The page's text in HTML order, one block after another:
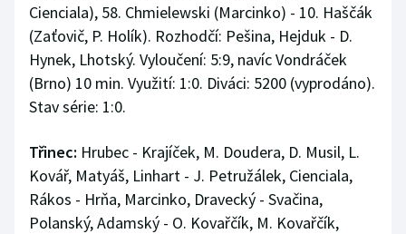
Cienciala), 58. Chmielewski (Marcinko) - 10. Haščák
(Zaťovič, P. Holík). Rozhodčí: Pešina, Hejduk - D.
Hynek, Lhotský. Vyloučení: 5:9, navíc Vondráček
(Brno) 10 min. Využití: 1:0. Diváci: 5200 (vyprodáno).
Stav série: 1:0.
Třinec: Hrubec - Krajíček, M. Doudera, D. Musil, L.
Kovář, Matyáš, Linhart - J. Petružálek, Cienciala,
Rákos - Hrňa, Marcinko, Dravecký - Svačina,
Polanský, Adamský - O. Kovařčík, M. Kovařčík,